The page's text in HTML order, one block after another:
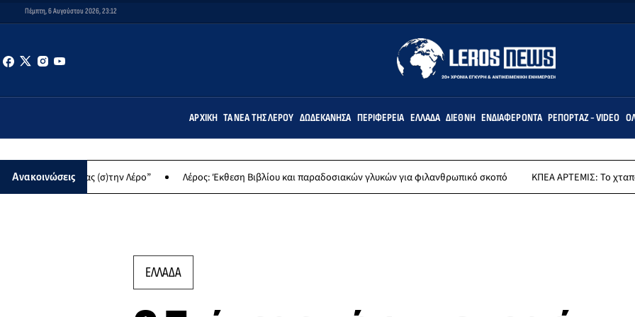
Πέμπτη, 6 Αυγούστου 2026, 23:12
ΑΡΧΙΚΉ ΤΑ ΝΈΑ ΤΗΣ ΛΈΡΟΥ ΔΩΔΕΚΆΝΗΣΑ ΠΕΡΙΦΈΡΕΙΑ ΕΛΛΆΔΑ ΔΙΕΘΝΉ ΕΝΔΙΑΦΈΡΟΝΤΑ ΡΕΠΟΡΤΆΖ - VIDEO
Ανακοινώσεις
(σ)την Λέρο” Λέρος: Έκθεση Βιβλίου και παραδοσιακών γλυκών για φιλανθρωπικό σκοπό ΚΠΕΑ ΑΡΤΕΜΙΣ: Το χταποδοπίλαφο
ΕΛΛΑΔΑ